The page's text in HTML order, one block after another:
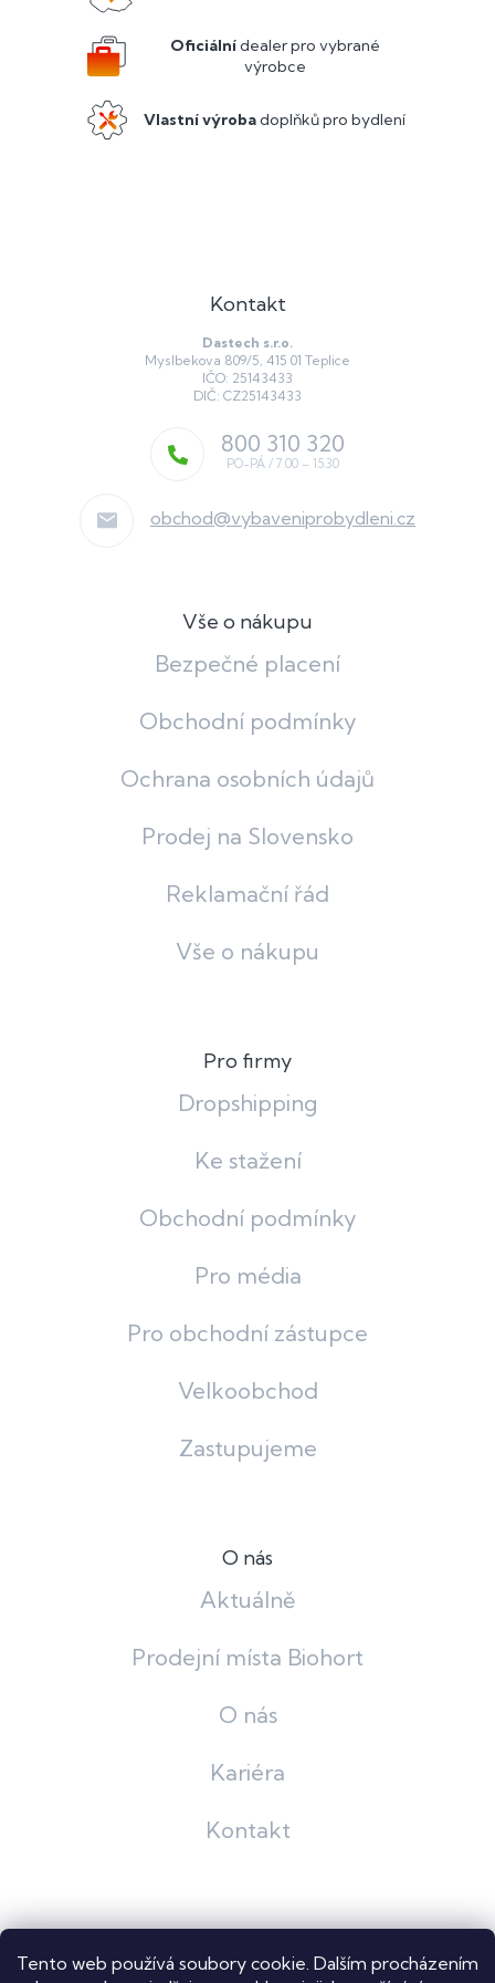
Tento web používá soubory cookie. Dalším procházením
Oficiálnídealer pro vybrané
výrobce
Vlastní výrobadoplňků pro bydlení
Kontakt
Dastech s.r.o.
Myslbekova 809/5, 415 01 Teplice
IČO: 25143433
DIČ: CZ25143433
obchod@vybaveniprobydleni.cz
800 310 320
Vše o nákupu
Bezpečné placení
Obchodní podmínky
Ochrana osobních údajů
Prodej na Slovensko
Reklamační řád
Vše o nákupu
Pro firmy
Dropshipping
Ke stažení
Obchodní podmínky
Pro média
Pro obchodní zástupce
Velkoobchod
Zastupujeme
O nás
Aktuálně
Prodejní místa Biohort
O nás
Kariéra
Kontakt
Shoptet